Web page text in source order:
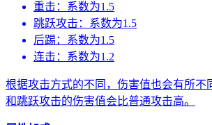
重击：系数为1.5
跳跃攻击：系数为1.5
后踢：系数为1.5
连击：系数为1.2
根据攻击方式的不同，伤害值也会有所不
和跳跃攻击的伤害值会比普通攻击高。